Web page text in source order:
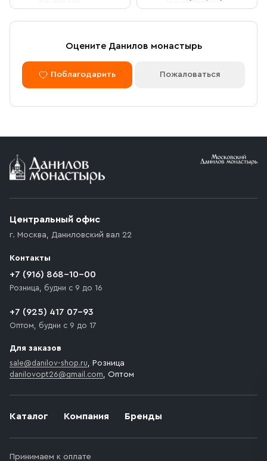
Оцените Данилов монастырь
Поблагодарить Пожаловаться
Каталог Компания Бренды
Принимаем к оплате
Центральный офис
г. Москва, Даниловский вал 22
Контакты
+7 (916) 868-10-00
Розница, будни с 9 до 16
+7 (925) 417 07-93
Оптом, будни с 9 до 17
Для заказов
sale@danilov-shop.ru, Розница
danilovopt26@gmail.com, Оптом